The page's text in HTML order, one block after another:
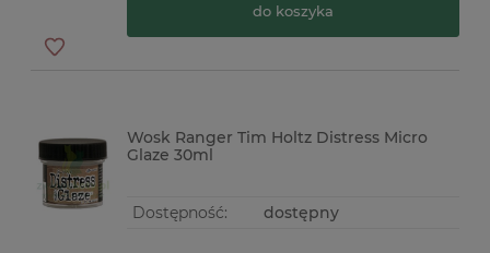
do koszyka
Wosk Ranger Tim Holtz Distress Micro
Glaze 30ml
Dostępność: dostępny